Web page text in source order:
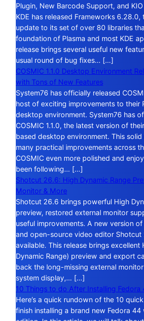
Plugin, New Barcode Support, and
KDE has released Frameworks
update to its set of over 80 libraries
foundation of Plasma and most KDE
release brings several useful new
usual round of bug fixes… […]
COSMIC 1.1.0 Desktop Environment
with Tons of New Features
System76 has officially released
host of exciting improvements to their
desktop environment. System76 has
COSMIC 1.1.0, the latest version of
based desktop environment. This
many practical improvements across
COSMIC even more polished and
been following… […]
Shotcut 26.6: High Dynamic Range
Monitor & More
Shotcut 26.6 brings powerful High
preview, restored external monitor
useful improvements. A new version
and open-source video editor Shotcut
available. This release brings excellent
Dynamic Range) preview and export
back the long-missing external
system display,… […]
10 Things to do After Installing Fedora
Here’s a quick rundown of the 10
finish installing a brand new Fedora